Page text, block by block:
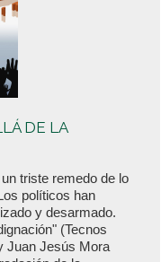
DE LA
triste remedo de lo
políticos han
y desarmado.
(Tecnos
Juan Jesús Mora